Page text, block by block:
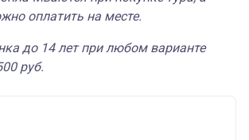
Стандарт 53799
оплатить на месте.
до 14 лет при любом варианте
руб.